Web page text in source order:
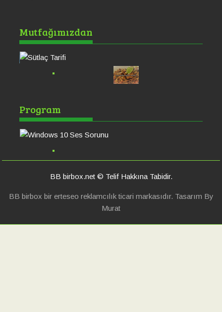
Mutfağımızdan
Program
Sorunu
BB birbox.net © Telif Hakkına Tabidir.
BB birbox bir erteseo reklamcılık ticari markasıdır. Tasarım By
Murat